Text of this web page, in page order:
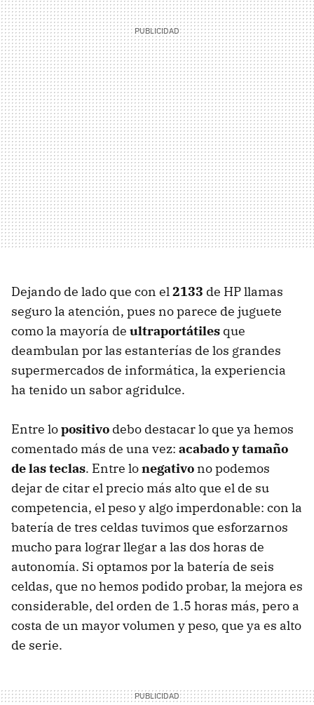
Dejando de lado que con el2133 de HP llamas
seguro la atención, pues no parece de juguete
como la mayoría de ultraportátiles que
deambulan por las estanterías de los grandes
supermercados de informática, la experiencia
ha tenido un sabor agridulce.
Entre lopositivo debo destacar lo que ya hemos
comentado más de una vez: acabado y tamaño
de las teclas. Entre lonegativo no podemos
dejar de citar el precio más alto que el de su
competencia, el peso y algo imperdonable: con la
batería de tres celdas tuvimos que esforzarnos
mucho para lograr llegar a las dos horas de
autonomía. Si optamos por la batería de seis
celdas, que no hemos podido probar, la mejora es
considerable, del orden de 1.5 horas más, pero a
costa de un mayor volumen y peso, que ya es alto
de serie.